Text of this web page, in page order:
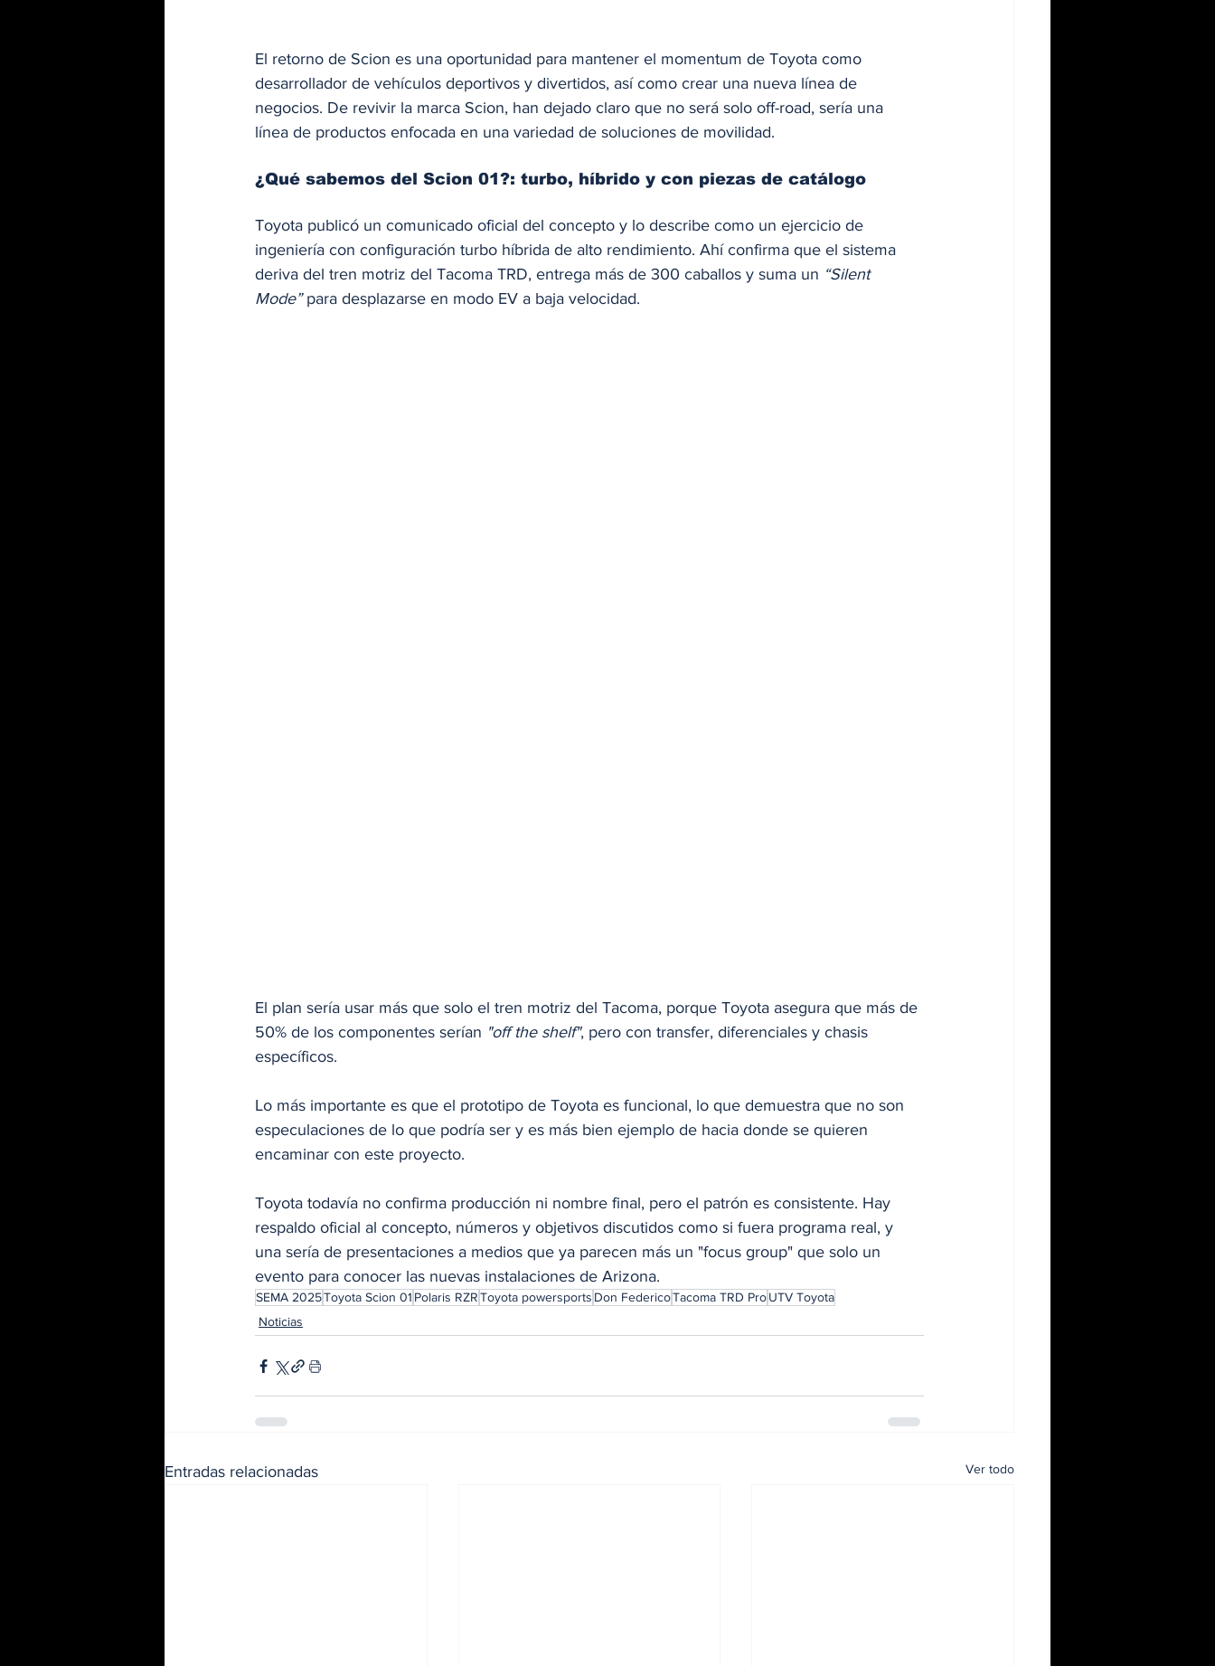
El retorno de Scion es una oportunidad para mantener el momentum de Toyota como
desarrollador de vehículos deportivos y divertidos, así como crear una nueva línea de
negocios. De revivir la marca Scion, han dejado claro que no será solo off-road, sería una
línea de productos enfocada en una variedad de soluciones de movilidad.
¿Qué sabemos del Scion 01?: turbo, híbrido y con piezas de catálogo
Toyota publicó un comunicado oficial del concepto y lo describe como un ejercicio de
ingeniería con configuración turbo híbrida de alto rendimiento. Ahí confirma que el sistema
deriva del tren motriz del Tacoma TRD, entrega más de 300 caballos y suma un “Silent
Mode” para desplazarse en modo EV a baja velocidad.
El plan sería usar más que solo el tren motriz del Tacoma, porque Toyota asegura que más de
50% de los componentes serían "off the shelf", pero con transfer, diferenciales y chasis
específicos.
Lo más importante es que el prototipo de Toyota es funcional, lo que demuestra que no son
especulaciones de lo que podría ser y es más bien ejemplo de hacia donde se quieren
encaminar con este proyecto.
Toyota todavía no confirma producción ni nombre final, pero el patrón es consistente. Hay
respaldo oficial al concepto, números y objetivos discutidos como si fuera programa real, y
una sería de presentaciones a medios que ya parecen más un "focus group" que solo un
evento para conocer las nuevas instalaciones de Arizona.
SEMA 2025Toyota Scion 01 Polaris RZRToyota powersports Don FedericoTacoma TRD ProUTV Toyota
Noticias
Entradas relacionadas Ver todo